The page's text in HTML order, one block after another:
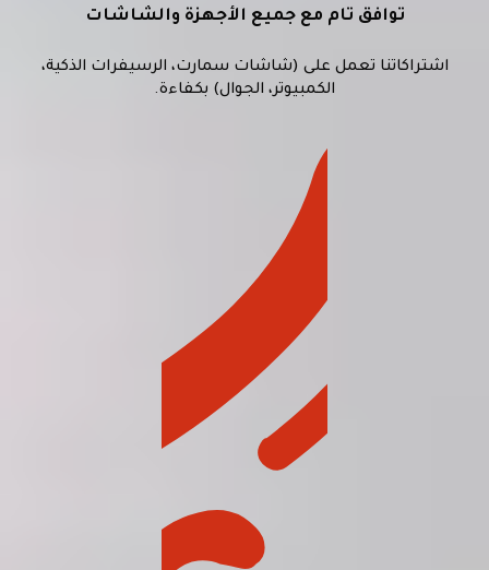
توافق تام مع جميع الأجهزة والشاشات
اشتراكاتنا تعمل على (شاشات سمارت، الرسيفرات الذكية،
الكمبيوتر، الجوال) بكفاءة.